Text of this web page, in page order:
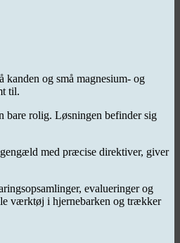
og små magnesium- og
til.
bare rolig. Løsningen befinder sig
med præcise direktiver, giver
evalueringer og
værktøj i hjernebarken og trækker